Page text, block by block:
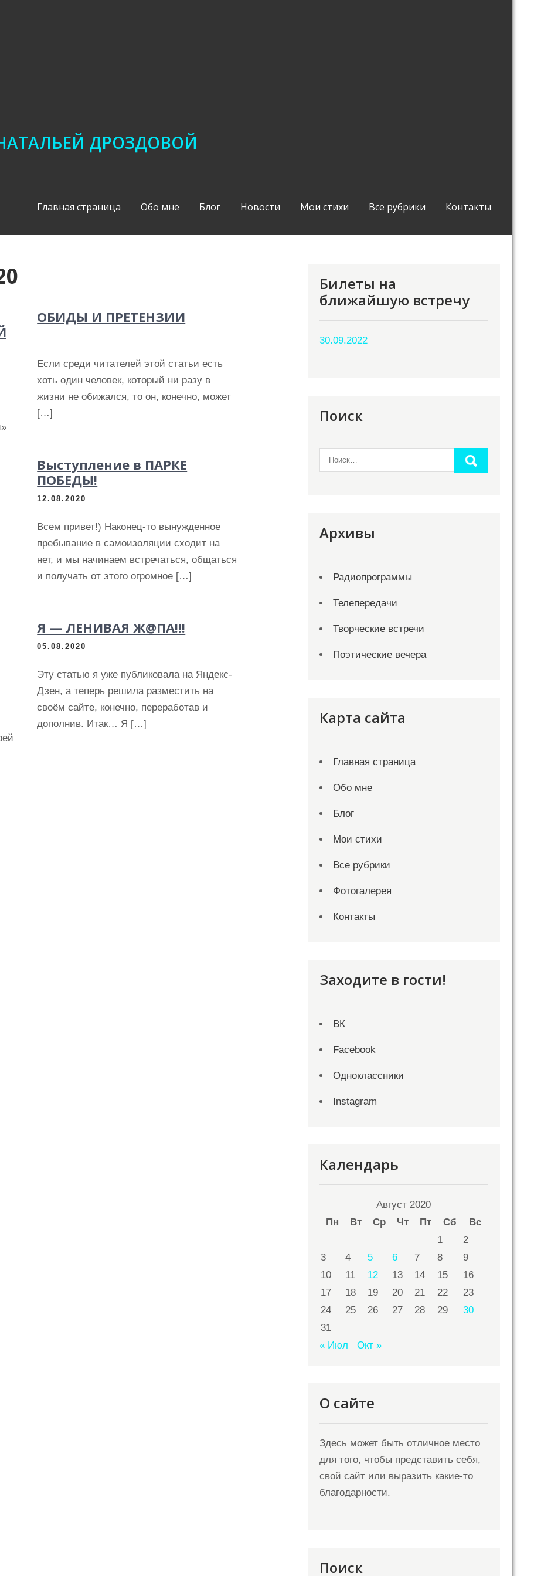
ДРОЗДОВОЙ
Главная страница Обо мне Блог Новости Мои стихи Все рубрики Контакты
ОБИДЫ И ПРЕТЕНЗИИ
Если среди читателей этой статьи есть
хоть один человек, который ни разу в
жизни не обижался, то он, конечно, может
[…]
Выступление в ПАРКЕ
ПОБЕДЫ!
12.08.2020
Всем привет!) Наконец-то вынужденное
пребывание в самоизоляции сходит на
нет, и мы начинаем встречаться, общаться
и получать от этого огромное […]
Я — ЛЕНИВАЯ Ж@ПА!!!
05.08.2020
Эту статью я уже публиковала на Яндекс-
Дзен, а теперь решила разместить на
своём сайте, конечно, переработав и
дополнив. Итак… Я […]
Билеты на
ближайшую встречу
30.09.2022
Поиск
Архивы
Радиопрограммы
Телепередачи
Творческие встречи
Поэтические вечера
Карта сайта
Главная страница
Обо мне
Блог
Мои стихи
Все рубрики
Фотогалерея
Контакты
Заходите в гости!
ВК
Facebook
Одноклассники
Instagram
Календарь
Август 2020
Пн
Вт Ср Чт Пт Сб
Вс
1
2
3
4 5 6 7 8
9
10
11 12 13 14 15
16
17
18 19 20 21 22
23
24
25 26 27 28 29
30
31
« Июл
Окт »
О сайте
Здесь может быть отличное место
для того, чтобы представить себя,
свой сайт или выразить какие-то
благодарности.
Поиск